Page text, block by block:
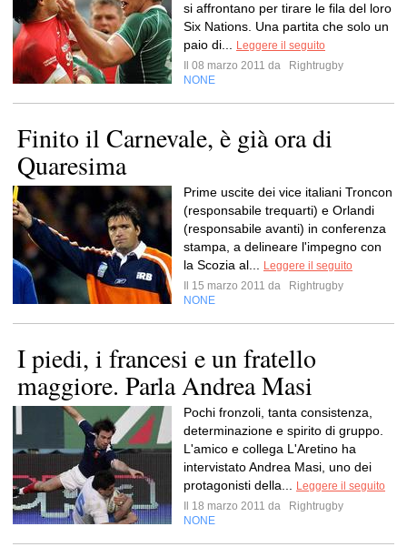
si affrontano per tirare le fila del loro
Six Nations. Una partita che solo un
paio di...
Leggere il seguito
Il 08 marzo 2011 da
Rightrugby
NONE
Finito il Carnevale, è già ora di
Quaresima
Prime uscite dei vice italiani Troncon
(responsabile trequarti) e Orlandi
(responsabile avanti) in conferenza
stampa, a delineare l'impegno con
la Scozia al...
Leggere il seguito
Il 15 marzo 2011 da
Rightrugby
NONE
I piedi, i francesi e un fratello
maggiore. Parla Andrea Masi
Pochi fronzoli, tanta consistenza,
determinazione e spirito di gruppo.
L'amico e collega L'Aretino ha
intervistato Andrea Masi, uno dei
protagonisti della...
Leggere il seguito
Il 18 marzo 2011 da
Rightrugby
NONE